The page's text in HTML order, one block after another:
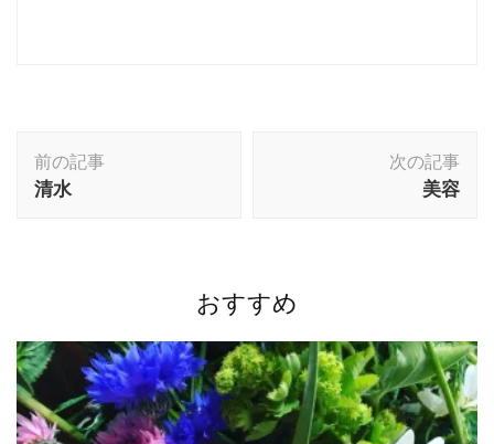
投
稿
ナ
ョ
ン
前の記事
清水
次の記事
美容
おすすめ